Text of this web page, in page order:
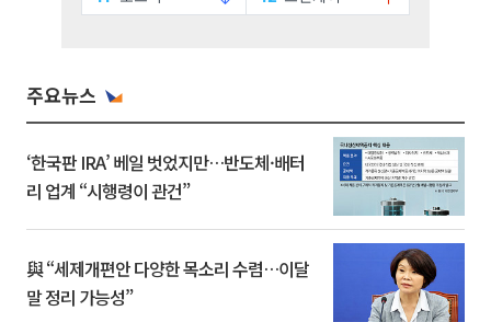
주요뉴스
‘한국판 IRA’ 베일 벗었지만…반도체·배터
리 업계 “시행령이 관건”
與 “세제개편안 다양한 목소리 수렴…이달
말 정리 가능성”